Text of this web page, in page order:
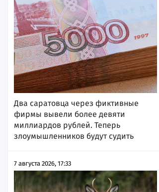
Два саратовца через фиктивные
фирмы вывели более девяти
миллиардов рублей. Теперь
злоумышленников будут судить
7 августа 2026, 17:33